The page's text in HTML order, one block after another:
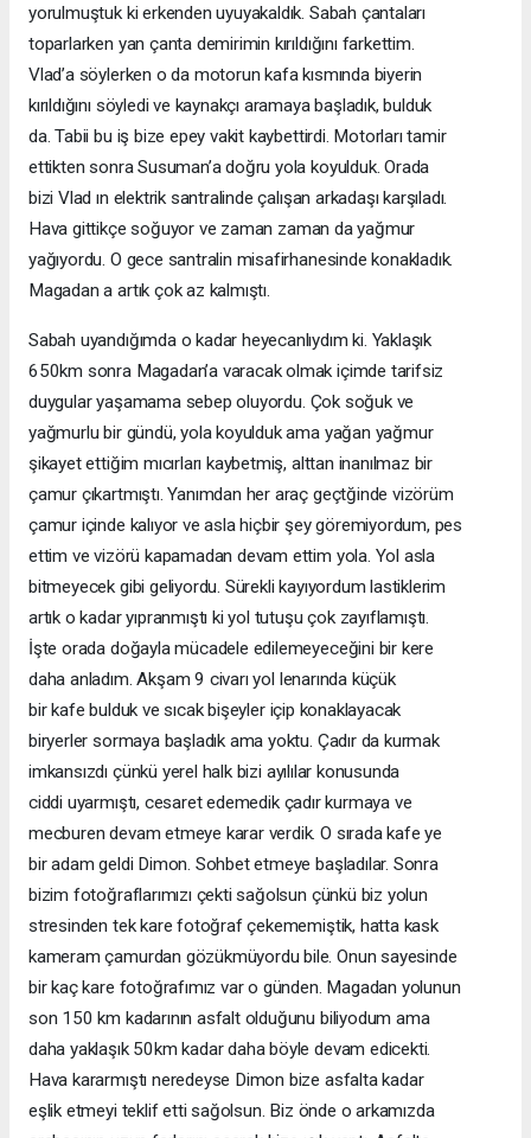
yorulmuştuk ki erkenden uyuyakaldık. Sabah çantaları
toparlarken yan çanta demirimin kırıldığını farkettim.
Vlad’a söylerken o da motorun kafa kısmında biyerin
kırıldığını söyledi ve kaynakçı aramaya başladık, bulduk
da. Tabii bu iş bize epey vakit kaybettirdi. Motorları tamir
ettikten sonra Susuman’a doğru yola koyulduk. Orada
bizi Vlad ın elektrik santralinde çalışan arkadaşı karşıladı.
Hava gittikçe soğuyor ve zaman zaman da yağmur
yağıyordu. O gece santralin misafirhanesinde konakladık.
Magadan a artık çok az kalmıştı.
Sabah uyandığımda o kadar heyecanlıydım ki. Yaklaşık
650km sonra Magadan’a varacak olmak içimde tarifsiz
duygular yaşamama sebep oluyordu. Çok soğuk ve
yağmurlu bir gündü, yola koyulduk ama yağan yağmur
şikayet ettiğim mıcırları kaybetmiş, alttan inanılmaz bir
çamur çıkartmıştı. Yanımdan her araç geçtğinde vizörüm
çamur içinde kalıyor ve asla hiçbir şey göremiyordum, pes
ettim ve vizörü kapamadan devam ettim yola. Yol asla
bitmeyecek gibi geliyordu. Sürekli kayıyordum lastiklerim
artık o kadar yıpranmıştı ki yol tutuşu çok zayıflamıştı.
İşte orada doğayla mücadele edilemeyeceğini bir kere
daha anladım. Akşam 9 civarı yol lenarında küçük
bir kafe bulduk ve sıcak bişeyler içip konaklayacak
biryerler sormaya başladık ama yoktu. Çadır da kurmak
imkansızdı çünkü yerel halk bizi ayılılar konusunda
ciddi uyarmıştı, cesaret edemedik çadır kurmaya ve
mecburen devam etmeye karar verdik. O sırada kafe ye
bir adam geldi Dimon. Sohbet etmeye başladılar. Sonra
bizim fotoğraflarımızı çekti sağolsun çünkü biz yolun
stresinden tek kare fotoğraf çekememiştik, hatta kask
kameram çamurdan gözükmüyordu bile. Onun sayesinde
bir kaç kare fotoğrafımız var o günden. Magadan yolunun
son 150 km kadarının asfalt olduğunu biliyodum ama
daha yaklaşık 50km kadar daha böyle devam edicekti.
Hava kararmıştı neredeyse Dimon bize asfalta kadar
eşlik etmeyi teklif etti sağolsun. Biz önde o arkamızda